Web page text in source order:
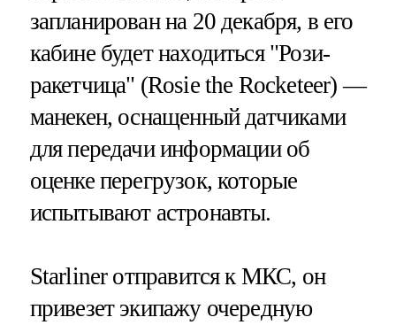
запланирован на 20 декабря, в его
кабине будет находиться "Рози-
ракетчица" (Rosie the Rocketeer) —
манекен, оснащенный датчиками
для передачи информации об
оценке перегрузок, которые
испытывают астронавты.
Starliner отправится к МКС, он
привезет экипажу очередную